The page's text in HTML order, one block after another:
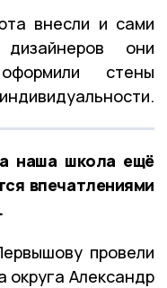
внесли и сами
они
стены
наша школа ещё
впечатлениями
провели
округа Александр